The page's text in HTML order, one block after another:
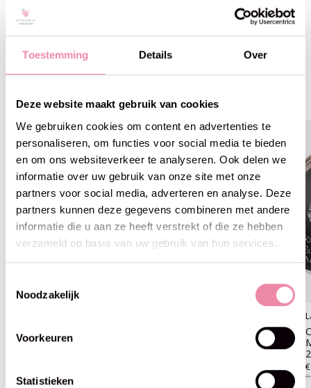
Toestemming Details Over
Deze website maakt gebruik van cookies
We gebruiken cookies om content en advertenties te
personaliseren, om functies voor social media te bieden
en om ons websiteverkeer te analyseren. Ook delen we
informatie over uw gebruik van onze site met onze
partners voor social media, adverteren en analyse. Deze
partners kunnen deze gegevens combineren met andere
informatie die u aan ze heeft verstrekt of die ze hebben
verzameld op basis van uw gebruik van hun services.
Noodzakelijk
Voorkeuren
Statistieken
Gerelateerde producten
Carousel items
Cool Wool Superbig
Mélange-210-donker groen